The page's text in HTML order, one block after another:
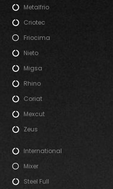
Metalfrio
Criotec
Friocima
Nieto
Migsa
Rhino
Coriat
Mexcut
Zeus
International
Mixer
Steel Full